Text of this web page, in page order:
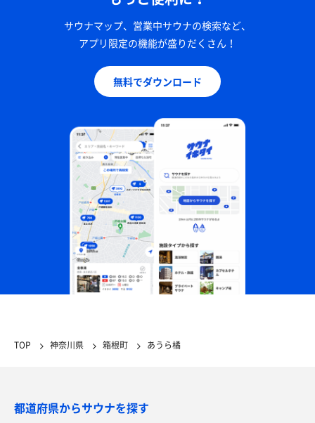
サウナマップ、営業中サウナの検索など、
アプリ限定の機能が盛りだくさん！
無料でダウンロード
TOP 神奈川県 箱根町 あうら橘
都道府県からサウナを探す